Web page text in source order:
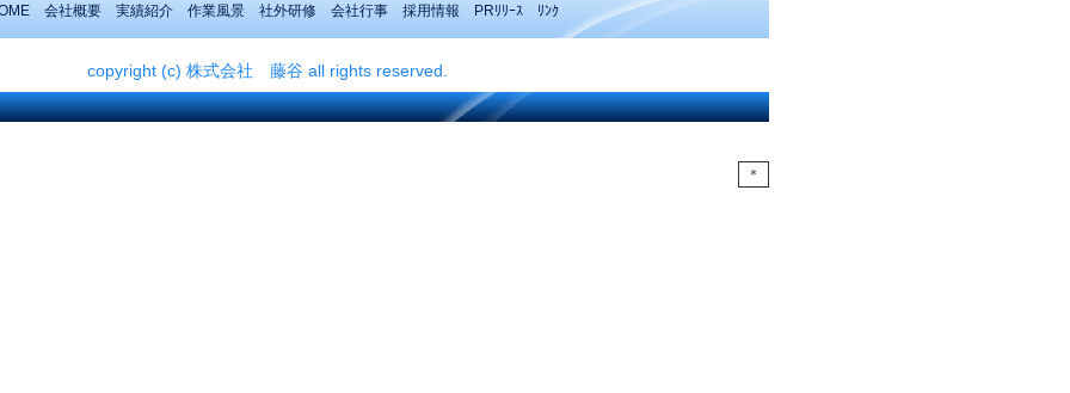
会社概要 実績紹介 作業風景 社外研修 会社行事 採用情報 PRﾘﾘｰｽ ﾘﾝｸ
copyright (c) 株式会社 藤谷 all rights reserved.
＊